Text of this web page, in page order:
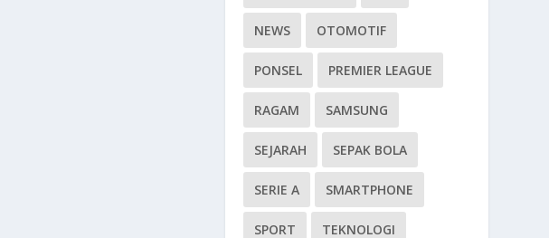
NEWS OTOMOTIF
PONSEL PREMIER LEAGUE
RAGAM SAMSUNG
SEJARAH SEPAK BOLA
SERIE A SMARTPHONE
SPORT TEKNOLOGI